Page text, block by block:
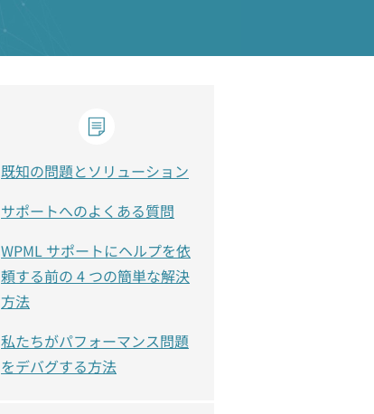
既知の問題とソリューション
サポートへのよくある質問
WPML サポートにヘルプを依
頼する前の 4 つの簡単な解決
方法
私たちがパフォーマンス問題
をデバグする方法